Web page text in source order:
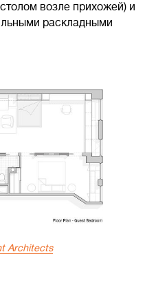
возле прихожей) и
раскладными
Architects